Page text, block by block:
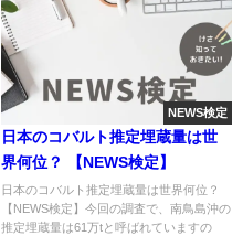
NEWS検定
日本のコバルト推定埋蔵量は世
界何位？ 【NEWS検定】
日本のコバルト推定埋蔵量は世界何位？
【NEWS検定】今回の調査で、南鳥島沖の
推定埋蔵量は61万tと呼ばれていますの